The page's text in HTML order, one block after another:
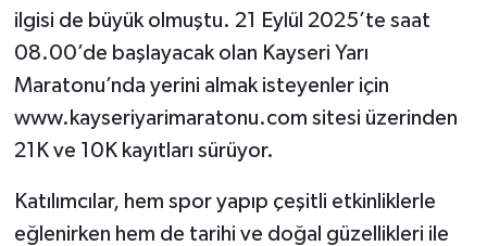
ilgisi de büyük olmuştu. 21 Eylül 2025’te saat
08.00’de başlayacak olan Kayseri Yarı
Maratonu’nda yerini almak isteyenler için
www.kayseriyarimaratonu.com sitesi üzerinden
21K ve 10K kayıtları sürüyor.
Katılımcılar, hem spor yapıp çeşitli etkinliklerle
eğlenirken hem de tarihi ve doğal güzellikleri ile